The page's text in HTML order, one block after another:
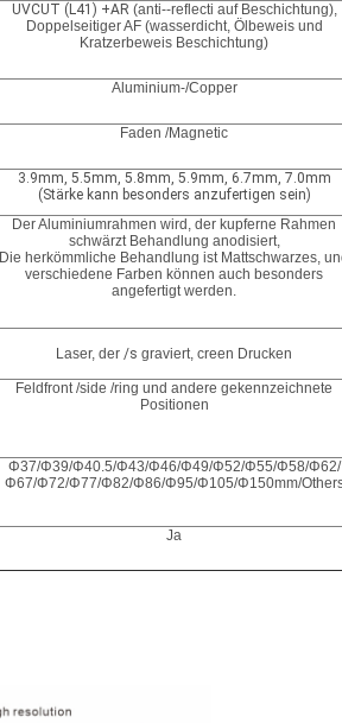
UVCUT (L41) +AR (anti--reflecti auf Beschichtung),
Doppelseitiger AF (wasserdicht, Ölbeweis und
Kratzerbeweis Beschichtung)
Aluminium-/Copper
Faden /Magnetic
3.9mm, 5.5mm, 5.8mm, 5.9mm, 6.7mm, 7.0mm
(Stärke kann besonders anzufertigen sein)
Der Aluminiumrahmen wird, der kupferne Rahmen
schwärzt Behandlung anodisiert,
Die herkömmliche Behandlung ist Mattschwarzes,
verschiedene Farben können auch besonders
angefertigt werden.
Laser, der /sgraviert, creen Drucken
Feldfront /side /ring und andere gekennzeichnete
Positionen
Φ37/Φ39/Φ40.5/Φ43/Φ46/Φ49/Φ52/Φ55/Φ58/Φ62/
Φ67/Φ72/Φ77/Φ82/Φ86/Φ95/Φ105/Φ150mm/
Ja